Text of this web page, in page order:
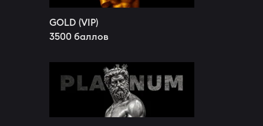
GOLD (VIP)
3500 баллов